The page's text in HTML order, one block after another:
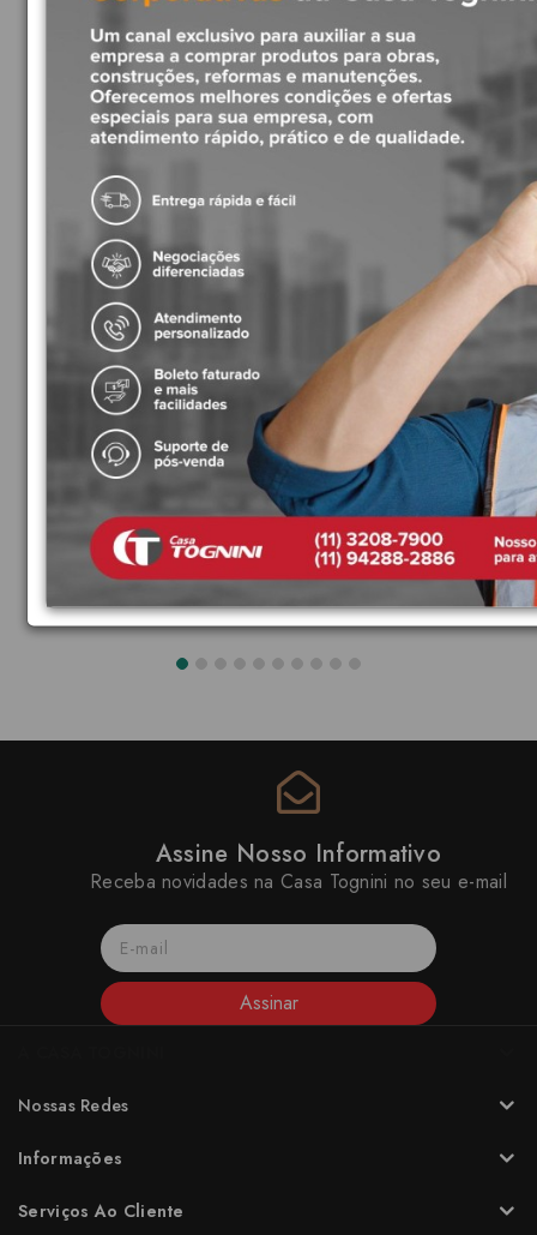
R$939,51
Assine Nosso Informativo
Receba novidades na Casa Tognini no seu e-mail
Assinar
Nossas Redes
Informações
Serviços Ao Cliente